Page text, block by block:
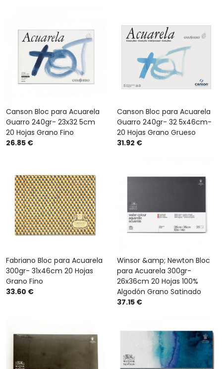
Canson Bloc para Acuarela
Guarro 240gr- 23x32 5cm
20 Hojas Grano Fino
26.85 €
Canson Bloc para Acuarela
Guarro 240gr- 32 5x46cm-
20 Hojas Grano Grueso
31.92 €
Fabriano Bloc para Acuarela
300gr- 31x46cm 20 Hojas
Grano Fino
33.60 €
Winsor &amp; Newton Bloc
para Acuarela 300gr-
26x36cm 20 Hojas 100%
Algodón Grano Satinado
37.15 €